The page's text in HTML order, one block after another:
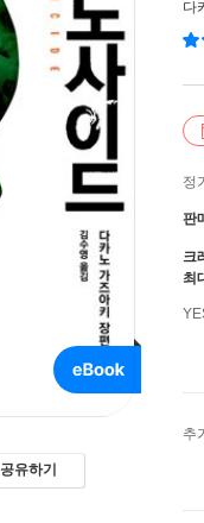
공유하기
다
정
판
크
최
추